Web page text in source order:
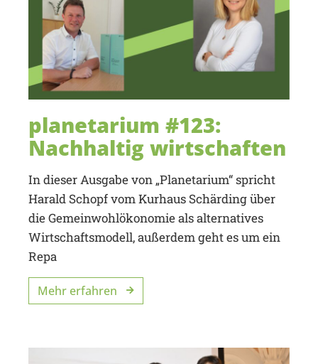
planetarium #123:
Nachhaltig wirtschaften
In dieser Ausgabe von „Planetarium“ spricht
Harald Schopf vom Kurhaus Schärding über
die Gemeinwohlökonomie als alternatives
Wirtschaftsmodell, außerdem geht es um ein
Repa
Mehr erfahren